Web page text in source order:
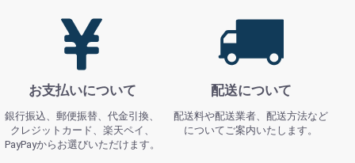
お支払いについて
銀行振込、郵便振替、代金引換、
クレジットカード、楽天ペイ、
PayPayからお選びいただけます。
配送について
配送料や配送業者、配送方法など
についてご案内いたします。